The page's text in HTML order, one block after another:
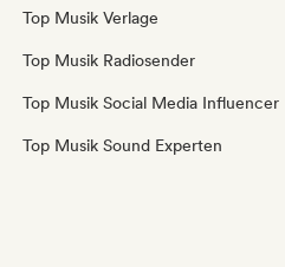
Top Musik Verlage
Top Musik Radiosender
Top Musik Social Media Influencer
Top Musik Sound Experten